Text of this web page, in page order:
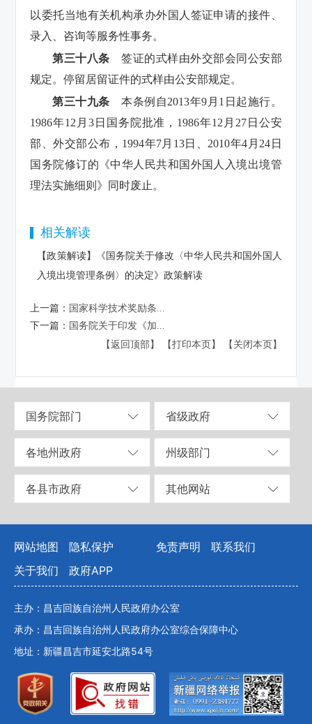
以委托当地有关机构承办外国人签证申请的接件、
录入、咨询等服务性事务。
第三十八条签证的式样由外交部会同公安部
规定。停留居留证件的式样由公安部规定。
第三十九条本条例自2013年9月1日起施行。
1986年12月3日国务院批准，1986年12月27日公安
部、外交部公布，1994年7月13日、2010年4月24日
国务院修订的《中华人民共和国外国人入境出境管
理法实施细则》同时废止。
相关解读
【政策解读】《国务院关于修改〈中华人民共和国外国人
入境出境管理条例〉的决定》政策解读
上一篇： 国家科学技术奖励条...
下一篇： 国务院关于印发《加...
【返回顶部】
【打印本页】 【关闭本页】
国务院部门 省级政府
各地州政府 州级部门
各县市政府 其他网站
网站地图 隐私保护 免责声明
联系我们
关于我们
政府APP
主办：昌吉回族自治州人民政府办公室
承办：昌吉回族自治州人民政府办公室综合保障中心
地址：新疆昌吉市延安北路54号